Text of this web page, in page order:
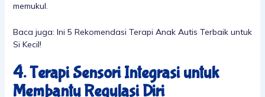
memukul.
Baca juga: Ini 5 Rekomendasi Terapi Anak Autis Terbaik untuk
Si Kecil!
4. Terapi Sensori Integrasi untuk
Membantu Regulasi Diri